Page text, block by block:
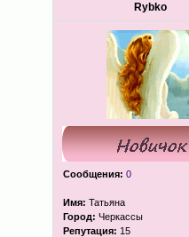
Rybko
Сообщения: 0
Имя: Татьяна
Город: Черкассы
Репутация: 15